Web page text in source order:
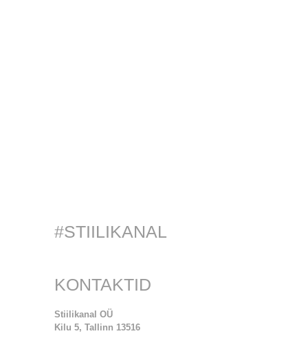
#STIILIKANAL
KONTAKTID
Stiilikanal OÜ
Kilu 5, Tallinn 13516